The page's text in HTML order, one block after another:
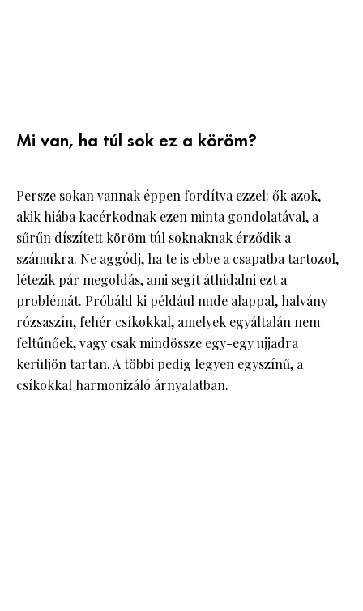
Mi van, ha túl sok ez a köröm?
Persze sokan vannak éppen fordítva ezzel: ők azok,
akik hiába kacérkodnak ezen minta gondolatával, a
sűrűn díszített köröm túl soknaknak érződik a
számukra. Ne aggódj, ha te is ebbe a csapatba tartozol,
létezik pár megoldás, ami segít áthidalni ezt a
problémát. Próbáld ki például nude alappal, halvány
rózsaszín, fehér csíkokkal, amelyek egyáltalán nem
feltűnőek, vagy csak mindössze egy-egy ujjadra
kerüljön tartan. A többi pedig legyen egyszínű, a
csíkokkal harmonizáló árnyalatban.